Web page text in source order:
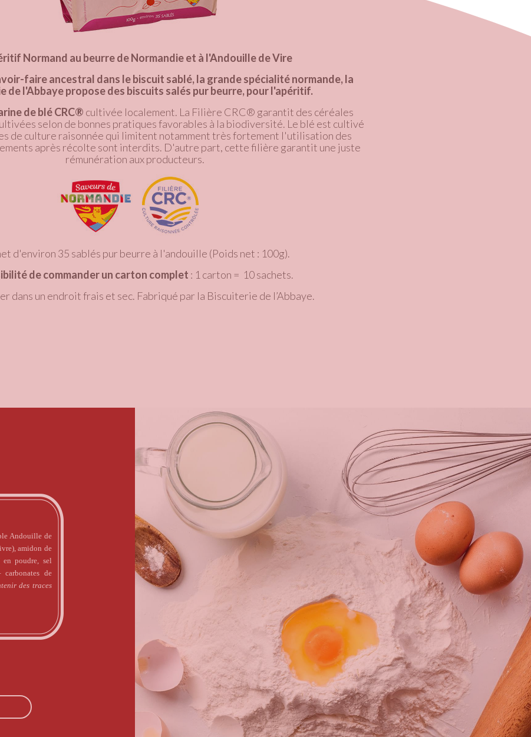
Normand au beurre de Normandie et à l'Andouille de Vire
faire ancestral dans le biscuit sablé, la grande spécialité normande, la
de l'Abbaye propose des biscuits salés pur beurre, pour l'apéritif.
de blé CRC® cultivée localement. La Filière CRC® garantit des céréales
selon de bonnes pratiques favorables à la biodiversité. Le blé est cultivé
de culture raisonnée qui limitent notamment très fortement l'utilisation des
après récolte sont interdits. D'autre part, cette filière garantit une juste
rémunération aux producteurs.
d'environ 35 sablés pur beurre à l'andouille (Poids net : 100g).
de commander un carton complet : 1 carton = 10 sachets.
dans un endroit frais et sec. Fabriqué par la Biscuiterie de l’Abbaye.
Andouille de
amidon de
en poudre, sel
carbonates de
des traces